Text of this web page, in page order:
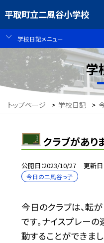
平取町立二風谷小学校
学校日記メニュー
学
トップページ > 学校日記 >
クラブがあり
公開日 2023/10/27 更新日
今日の二風谷っ子
今日のクラブは、転
です。ナイスプレー
動することができまし